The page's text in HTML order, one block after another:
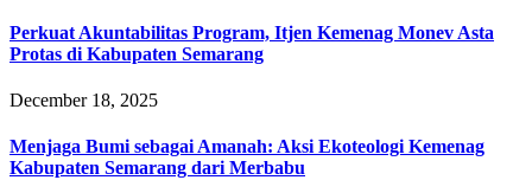
Perkuat Akuntabilitas Program, Itjen Kemenag Monev Asta
Protas di Kabupaten Semarang
December 18, 2025
Menjaga Bumi sebagai Amanah: Aksi Ekoteologi Kemenag
Kabupaten Semarang dari Merbabu